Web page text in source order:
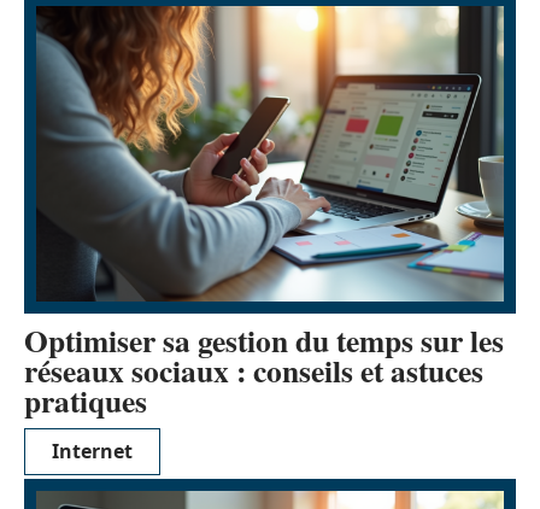
Optimiser sa gestion du temps sur les
réseaux sociaux : conseils et astuces
pratiques
Internet